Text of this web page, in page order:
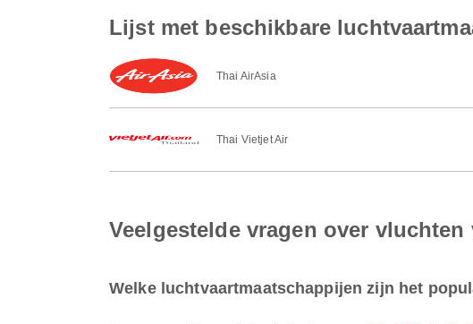
Lijst met beschikbare
Thai AirAsia
Thai Vietjet Air
Veelgestelde vragen over
Welke luchtvaartmaatschappijen zijn het